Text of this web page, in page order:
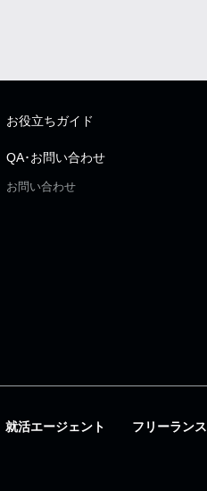
お役立ちガイド
QA･お問い合わせ
お問い合わせ
就活エージェント フリーランス